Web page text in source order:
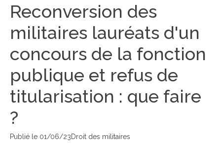
Reconversion des
militaires lauréats d'un
concours de la fonction
publique et refus de
titularisation : que faire
?
Publié le 01/06/23Droit des militaires